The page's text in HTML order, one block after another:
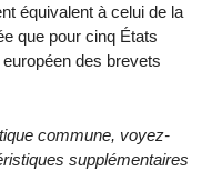
équivalent à celui de la
que pour cinq États
des brevets
commune, voyez-
supplémentaires